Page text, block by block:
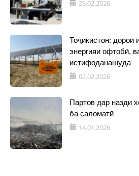
23.02.2026
Тоҷикистон: дорои
энергияи офтобӣ,
истифоданашуда
02.02.2026
Партов дар назди
ба саломатӣ
14.01.2026